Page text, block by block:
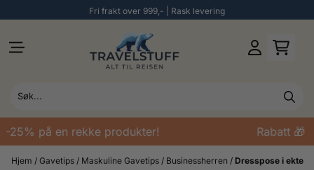
Fri frakt over 999,- | Rask levering
25% på en rekke produkter! Rabatt 🎁
Hjem / Gavetips / Maskuline Gavetips / Businessherren / Dresspose i ekte